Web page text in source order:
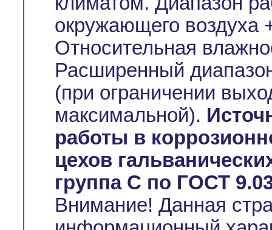
окружающего воздуха
Относительная
Расширенный
(при ограничении
максимальной).
работы в
цехов
группа C по ГОСТ
Внимание! Данная